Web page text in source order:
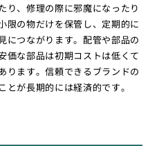
り、修理の際に邪魔になったり
限の物だけを保管し、定期的に
につながります。配管や部品の
価な部品は初期コストは低くて
ります。信頼できるブランドの
が長期的には経済的です。